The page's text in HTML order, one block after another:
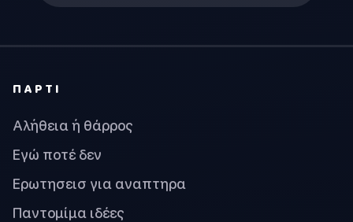
ΠΆΡΤΙ
Αλήθεια ή θάρρος
Εγώ ποτέ δεν
Ερωτησεισ για αναπτηρα
Παντομίμα ιδέες